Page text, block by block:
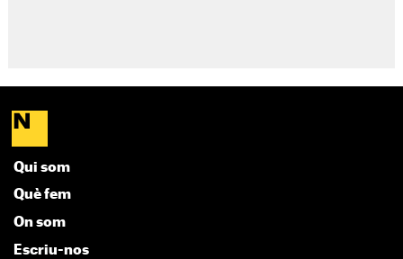
Qui som
Què fem
On som
Escriu-nos